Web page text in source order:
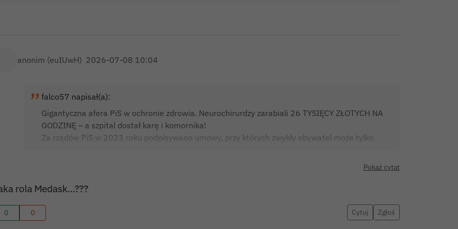
anonim (euIUwH) 2026-07-08 10:04
falco57 napisał(a):
Gigantyczna afera PiS w ochronie zdrowia. Neurochirurdzy zarabiali 26 TYSIĘCY ZŁOTYCH NA
GODZINĘ – a szpital dostał karę i komornika!
Za rządów PiS w 2023 roku podpisywano umowy, przy których zwykły obywatel może tylko
Efekt? 26 000 zł za godzinę pracy i ponad 300 000 zł dziennie.
PiS na prezydenta Poznania. „Mózg operacji”, jak mówią. Klasyczny układ: swoi ludzie,
publiczne pieniądze, zero odpowiedzialności.
Pokaż cytat
rola Medask…???
0 0 Cytuj Zgłoś